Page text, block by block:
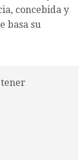
concebida y
basa su
tener